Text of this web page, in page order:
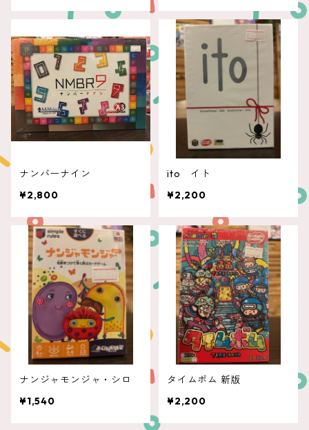
ナンバーナイン
¥2,800
ito イト
¥2,200
ナンジャモンジャ・シロ
¥1,540
タイムボム 新版
¥2,200